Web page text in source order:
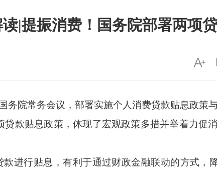
|提振消费！国务院部署两项
院常务会议，部署实施个人消费贷款贴息政策
款贴息政策，体现了宏观政策多措并举着力促
进行贴息，有利于通过财政金融联动的方式，